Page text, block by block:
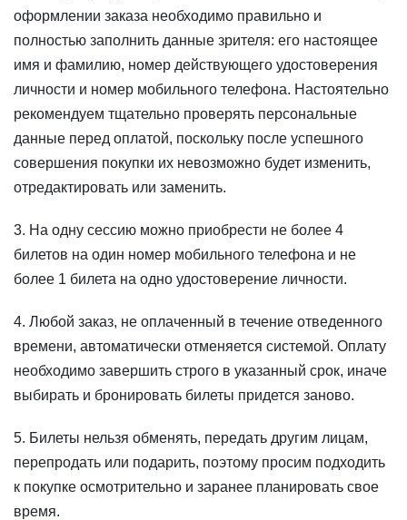
оформлении заказа необходимо правильно и
полностью заполнить данные зрителя: его настоящее
имя и фамилию, номер действующего удостоверения
личности и номер мобильного телефона. Настоятельно
рекомендуем тщательно проверять персональные
данные перед оплатой, поскольку после успешного
совершения покупки их невозможно будет изменить,
отредактировать или заменить.
3. На одну сессию можно приобрести не более 4
билетов на один номер мобильного телефона и не
более 1 билета на одно удостоверение личности.
4. Любой заказ, не оплаченный в течение отведенного
времени, автоматически отменяется системой. Оплату
необходимо завершить строго в указанный срок, иначе
выбирать и бронировать билеты придется заново.
5. Билеты нельзя обменять, передать другим лицам,
перепродать или подарить, поэтому просим подходить
к покупке осмотрительно и заранее планировать свое
время.